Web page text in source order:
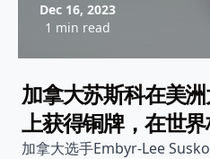
Dec 16, 2023
1 min read
加拿大苏斯科在美
上获得铜牌，在世
加拿大选手Embyr-Lee